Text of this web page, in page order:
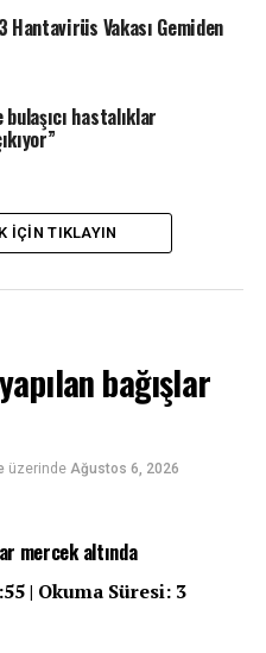
Hantavirüs Vakası Gemiden
bulaşıcı hastalıklar
IÇIN TIKLAYIN
bağışlar
üzerinde Ağustos 6, 2026
mercek altında
| Okuma Süresi: 3